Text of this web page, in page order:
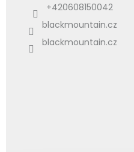
+420608150042
blackmountain.cz
blackmountain.cz